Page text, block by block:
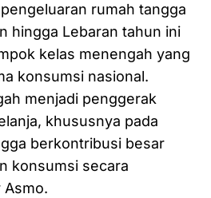
rumah tangga
hingga Lebaran tahun ini
kelas menengah yang
konsumsi nasional.
menjadi penggerak
khususnya pada
berkontribusi besar
konsumsi secara
Asmo.